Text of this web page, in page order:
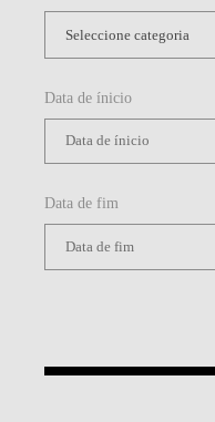
Data de ínicio
Data de fim